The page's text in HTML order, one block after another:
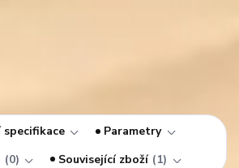
Parametry
0 Související zboží 1